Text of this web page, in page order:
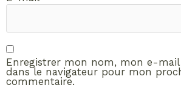
Enregistrer mon nom, mon e-
dans le navigateur pour mon
commentaire.